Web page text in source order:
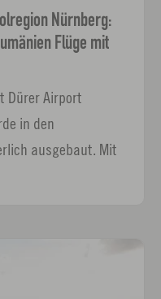
Nürnberg:
Flüge mit
Dürer Airport
in den
ausgebaut. Mit